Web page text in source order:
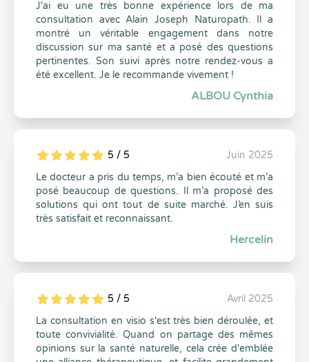
J'ai eu une très bonne expérience lors de ma
consultation avec Alain Joseph Naturopath. Il a
montré un véritable engagement dans notre
discussion sur ma santé et a posé des questions
pertinentes. Son suivi après notre rendez-vous a
été excellent. Je le recommande vivement !
ALBOU Cynthia
5
1
5
0 5 / 5
Juin 2025
Le docteur a pris du temps, m’a bien écouté et m’a
posé beaucoup de questions. Il m’a proposé des
solutions qui ont tout de suite marché. J’en suis
très satisfait et reconnaissant.
Hercelin
5
1
5
0 5 / 5
Avril 2025
La consultation en visio s'est très bien déroulée, et
toute convivialité. Quand on partage des mêmes
opinions sur la santé naturelle, cela crée d'emblée